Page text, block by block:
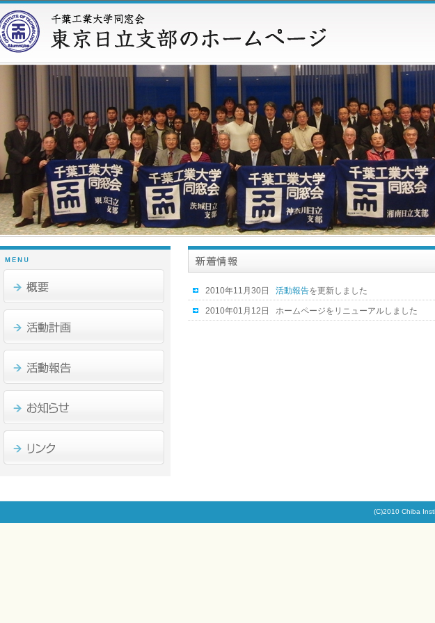
2010年11月30日 活動報告を更新しました
2010年01月12日 ホームページをリニューアルしました
(C)2010 Chiba